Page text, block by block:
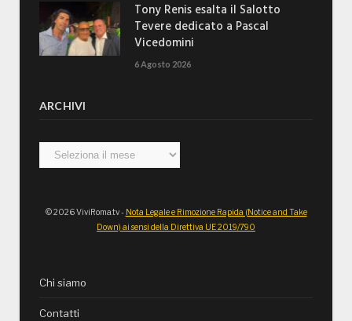
Tony Renis esalta il Salotto
Tevere dedicato a Pascal
Vicedomini
6 Agosto 2026
ARCHIVI
Archivi
© 2026 ViviRoma.tv - Nota Legale e Rimozione Rapida (Notice and Take
Down) ai sensi della Direttiva UE 2019/790
Chi siamo
Contatti